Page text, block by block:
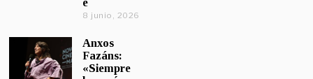
8 junio, 2026
Anxos
Fazáns:
«Siempre